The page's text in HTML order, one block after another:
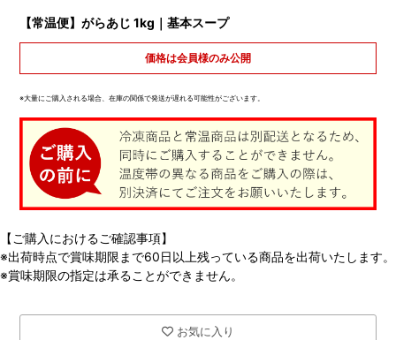
【常温便】がらあじ 1kg｜基本スープ
価格は会員様のみ公開
※大量にご購入される場合、在庫の関係で発送が遅れる可能性がございます。
【ご購入におけるご確認事項】
※出荷時点で賞味期限まで60日以上残っている商品を出荷いたします。
※賞味期限の指定は承ることができません。
お気に入り